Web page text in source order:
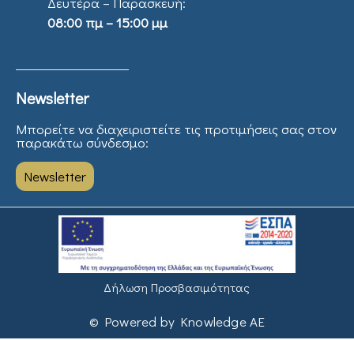
08:00 πμ – 15:00 μμ
Newsletter
Μπορείτε να διαχειριστείτε τις προτιμήσεις σας στον
παρακάτω σύνδεσμο:
Newsletter
Δήλωση Προσβασιμότητας
© Powered by Knowledge AE